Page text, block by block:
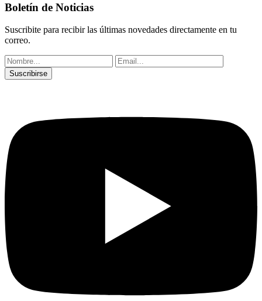
Boletín de Noticias
Suscribite para recibir las últimas novedades directamente en tu
correo.
Suscribirse